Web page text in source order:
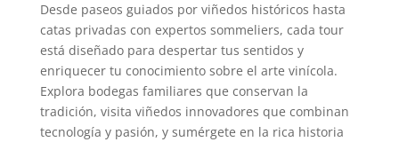
Desde paseos guiados por viñedos históricos hasta
catas privadas con expertos sommeliers, cada tour
está diseñado para despertar tus sentidos y
enriquecer tu conocimiento sobre el arte vinícola.
Explora bodegas familiares que conservan la
tradición, visita viñedos innovadores que combinan
tecnología y pasión, y sumérgete en la rica historia